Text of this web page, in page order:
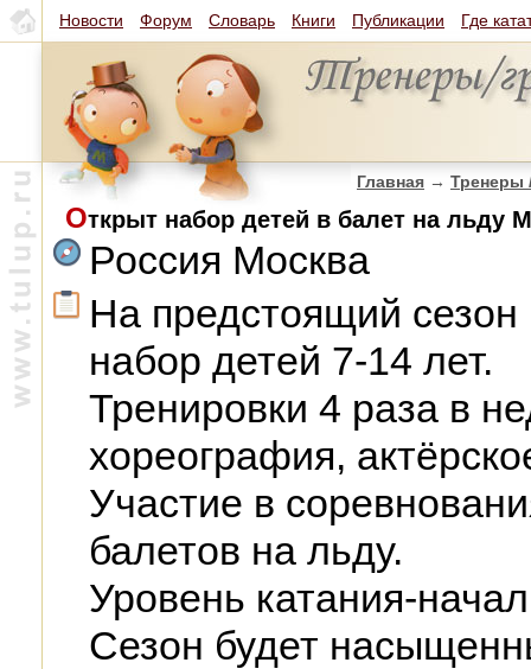
Новости Форум Словарь Книги Публикации Где
Главная → Тренеры
Открыт набор детей в балет на льду
Россия Москва
На предстоящий сезон
набор детей 7-14 лет.
Тренировки 4 раза в
хореография,
Участие в
балетов на льду.
Уровень катания-
Сезон будет